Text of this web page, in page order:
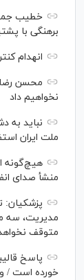
خطیب
برهنگی با
انهدام
محسن
نخواهیم داد
نباید به
ملت ایران
هیچ‌گونه
منشأ صدای
پزشکیان:
مدیریت، سه
متوقف
پاسخ
خورده است /